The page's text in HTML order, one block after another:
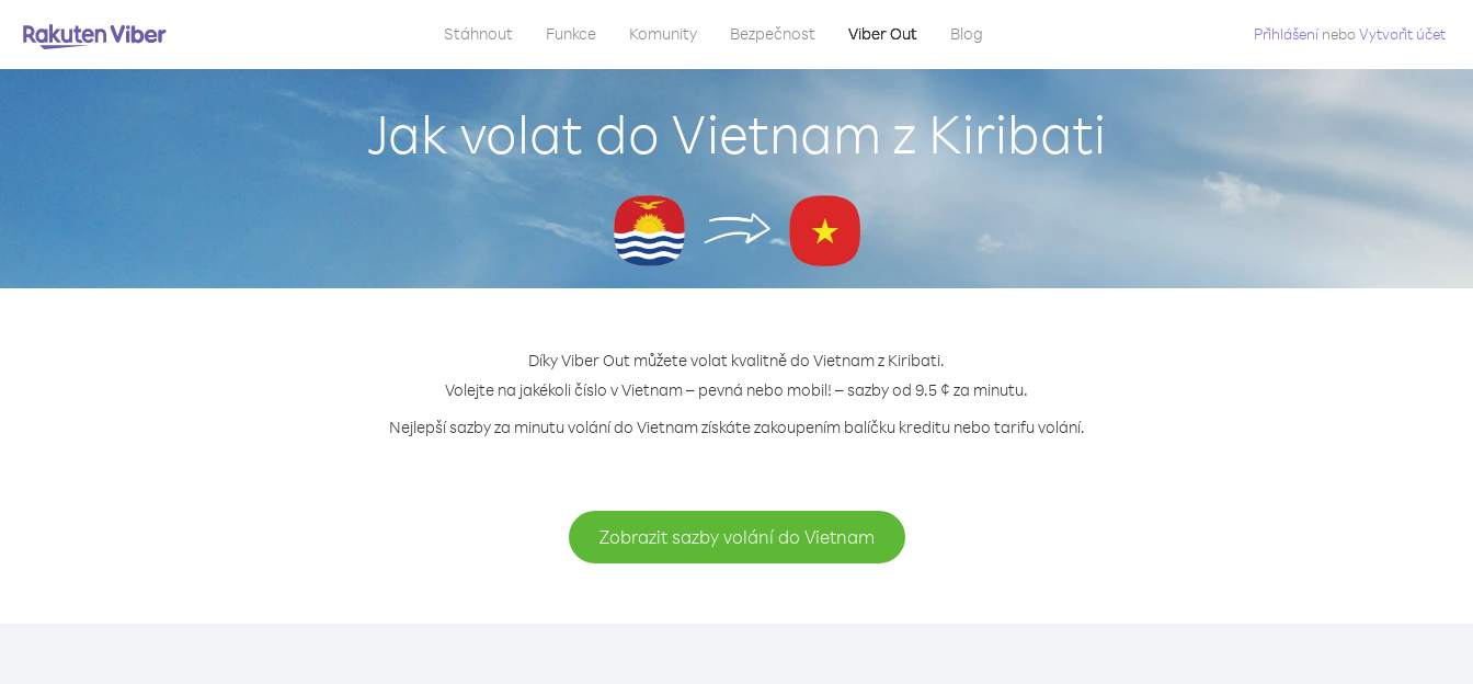
Stáhnout Funkce Komunity Bezpečnost Viber Out Blog Přihlášení neboVytvořit účet
Jak volat do Vietnam z Kiribati
Díky Viber Out můžete volat kvalitně do Vietnam z Kiribati.
Volejte na jakékoli číslo v Vietnam – pevná nebo mobil! – sazby od 9.5 ¢ za minutu.
Nejlepší sazby za minutu volání do Vietnam získáte zakoupením balíčku kreditu nebo tarifu volání.
Zobrazit sazby volání do Vietnam